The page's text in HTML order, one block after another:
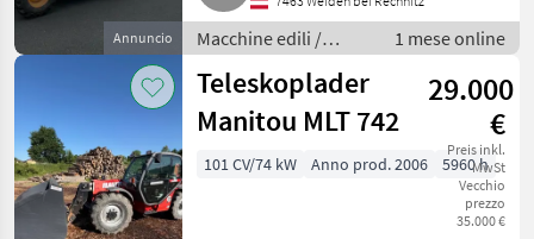
Annuncio
Macchine edili /
Caricatori telescopici
1 mese online
Teleskoplader
Manitou MLT 742
29.000
€
Preis inkl.
MwSt
Vecchio
prezzo
35.000 €
101 CV/74 kW Anno prod. 2006 5960 h